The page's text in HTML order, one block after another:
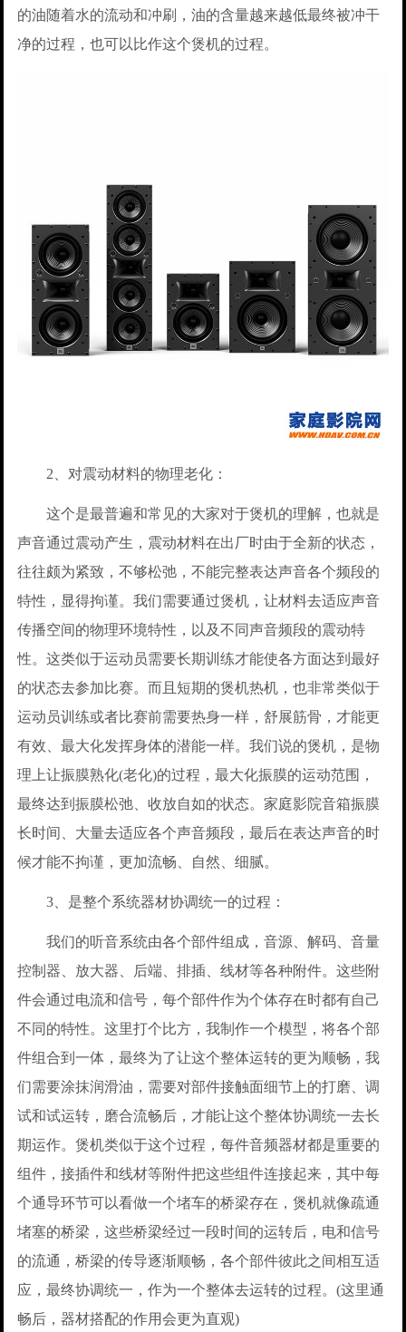
的油随着水的流动和冲刷，油的含量越来越低最终被冲干
净的过程，也可以比作这个煲机的过程。
2、对震动材料的物理老化：
这个是最普遍和常见的大家对于煲机的理解，也就是
声音通过震动产生，震动材料在出厂时由于全新的状态，
往往颇为紧致，不够松弛，不能完整表达声音各个频段的
特性，显得拘谨。我们需要通过煲机，让材料去适应声音
传播空间的物理环境特性，以及不同声音频段的震动特
性。这类似于运动员需要长期训练才能使各方面达到最好
的状态去参加比赛。而且短期的煲机热机，也非常类似于
运动员训练或者比赛前需要热身一样，舒展筋骨，才能更
有效、最大化发挥身体的潜能一样。我们说的煲机，是物
理上让振膜熟化(老化)的过程，最大化振膜的运动范围，
最终达到振膜松弛、收放自如的状态。家庭影院音箱振膜
长时间、大量去适应各个声音频段，最后在表达声音的时
候才能不拘谨，更加流畅、自然、细腻。
3、是整个系统器材协调统一的过程：
我们的听音系统由各个部件组成，音源、解码、音量
控制器、放大器、后端、排插、线材等各种附件。这些附
件会通过电流和信号，每个部件作为个体存在时都有自己
不同的特性。这里打个比方，我制作一个模型，将各个部
件组合到一体，最终为了让这个整体运转的更为顺畅，我
们需要涂抹润滑油，需要对部件接触面细节上的打磨、调
试和试运转，磨合流畅后，才能让这个整体协调统一去长
期运作。煲机类似于这个过程，每件音频器材都是重要的
组件，接插件和线材等附件把这些组件连接起来，其中每
个通导环节可以看做一个堵车的桥梁存在，煲机就像疏通
堵塞的桥梁，这些桥梁经过一段时间的运转后，电和信号
的流通，桥梁的传导逐渐顺畅，各个部件彼此之间相互适
应，最终协调统一，作为一个整体去运转的过程。(这里通
畅后，器材搭配的作用会更为直观)